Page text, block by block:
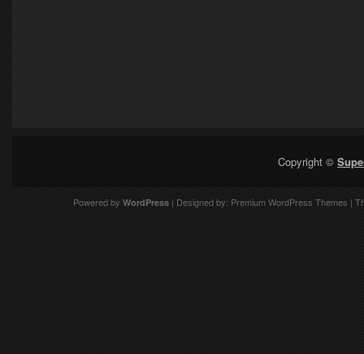
Copyright ©
Powered by WordPress| Designed by: Premium WordPress Themes |